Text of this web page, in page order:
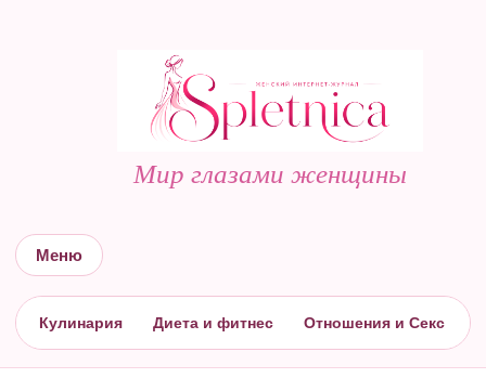
Мир глазами женщины
Меню
Кулинария Диета и фитнес Отношения и Секс